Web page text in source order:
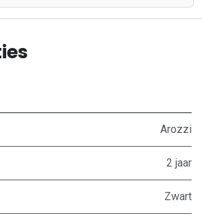
Arozzi
2 jaar
Zwart